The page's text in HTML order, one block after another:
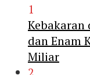
1
Kebakaran
dan Enam
Miliar